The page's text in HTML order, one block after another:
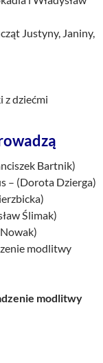
Justyny, Janiny,
z dziećmi
Bartnik)
– (Dorota Dzierga)
Ślimak)
modlitwy
modlitwy